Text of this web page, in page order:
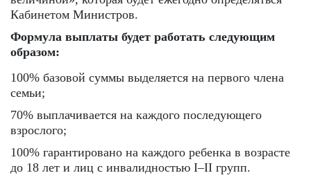
Кабинетом Министров.
Формула выплаты будет работать следующим
образом:
100% базовой суммы выделяется на первого члена
семьи;
70% выплачивается на каждого последующего
взрослого;
100% гарантировано на каждого ребенка в возрасте
до 18 лет и лиц с инвалидностью I–II групп.